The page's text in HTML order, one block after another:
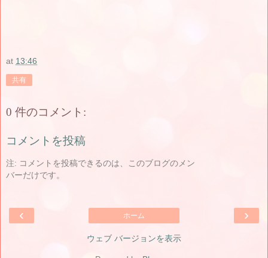
at 13:46
共有
0 件のコメント:
コメントを投稿
注: コメントを投稿できるのは、このブログのメン
バーだけです。
‹ ›
ホーム
ウェブ バージョンを表示